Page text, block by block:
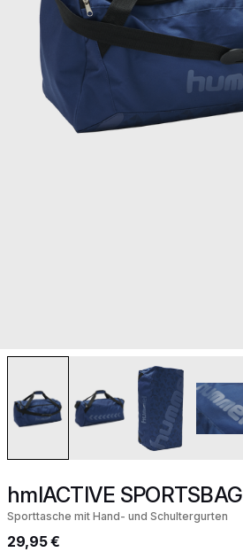
hmlACTIVE SPORTSBAG
Sporttasche mit Hand- und Schultergurten
29,95 €